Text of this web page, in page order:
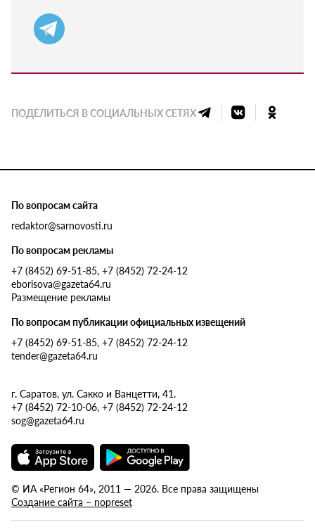
ПОДЕЛИТЬСЯ В СОЦИАЛЬНЫХ СЕТЯХ
По вопросам сайта
redaktor@sarnovosti.ru
По вопросам рекламы
+7 (8452) 69-51-85, +7 (8452) 72-24-12
eborisova@gazeta64.ru
Размещение рекламы
По вопросам публикации официальных извещений
+7 (8452) 69-51-85, +7 (8452) 72-24-12
tender@gazeta64.ru
г. Саратов, ул. Сакко и Ванцетти, 41.
+7 (8452) 72-10-06, +7 (8452) 72-24-12
sog@gazeta64.ru
© ИА «Регион 64», 2011 — 2026. Все права защищены
Создание сайта – nopreset